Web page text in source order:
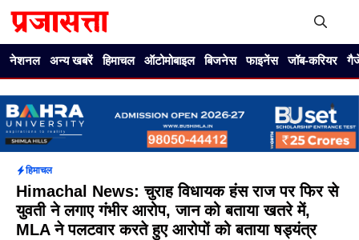
नेशनल अन्य खबरें हिमाचल ऑटोमोबाइल बिजनेस फाइनेंस जॉब-करियर
हिमाचल
Himachal News: चुराह विधायक हंस राज पर फिर से
युवती ने लगाए गंभीर आरोप, जान को बताया खतरे में,
MLA ने पलटवार करते हुए आरोपों को बताया षड्यंत्र